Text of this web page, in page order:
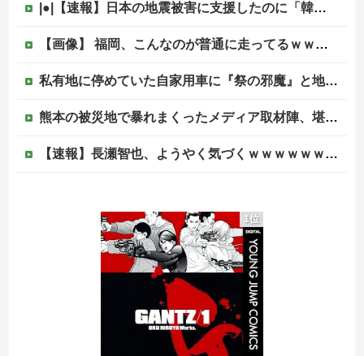
|●|【速報】日本の地震被害に支援したのに「韓国産の水は水洗トイレに」
【画像】 福岡、こんなのが普通に走ってるｗｗｗｗｗｗｗｗｗｗｗｗｗｗｗｗｗｗｗｗｗｗｗｗｗｗｗｗｗｗｗｗｗｗｗｗｗｗｗｗ
私有地に停めていた自家用車に『祭の邪魔』と地元住民が移動要求、所有者は要求に応じるも次の朝にガレージに向かうと……
熊本の被災地で暴れまくったメディア取材陣、堪忍袋の緒が切れた地元住民が苦情を寄せまくった結果……
【速報】長瀬智也、ようやく気づくｗｗｗｗｗｗｗｗ
【速報】長瀬智也、ようやく気づくｗｗｗｗｗｗｗｗ
【速報】注文厨の女を逮捕
【移民政策反対】イオンの売り場で唐揚げを食う中国人の子供
1位